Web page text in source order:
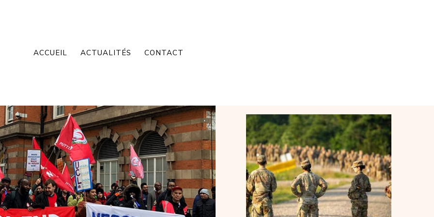
ACCUEIL ACTUALITÉS CONTACT